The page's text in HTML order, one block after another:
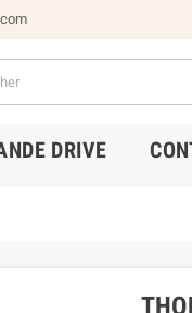
DRIVE